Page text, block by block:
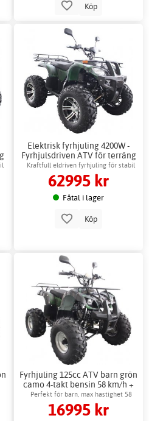
Köp
Elektrisk fyrhjuling 4200W -
Fyrhjulsdriven ATV för terräng
+ Reflexsele
Kraftfull eldriven fyrhjuling för stabil
körning
62995 kr
Fåtal i lager
Köp
Fyrhjuling 125cc ATV barn grön
camo 4-takt bensin 58 km/h +
Reflexsele
Perfekt för barn, max hastighet 58
km/h
16995 kr